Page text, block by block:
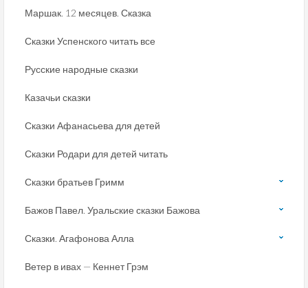
Маршак. 12 месяцев. Сказка
Сказки Успенского читать все
Русские народные сказки
Казачьи сказки
Сказки Афанасьева для детей
Сказки Родари для детей читать
Сказки братьев Гримм
Бажов Павел. Уральские сказки Бажова
Сказки. Агафонова Алла
Ветер в ивах — Кеннет Грэм